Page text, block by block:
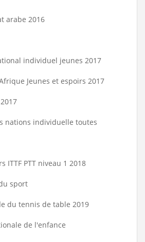
arabe 2016
individuel jeunes 2017
Jeunes et espoirs 2017
nations individuelle toutes
ITTF PTT niveau 1 2018
sport
du tennis de table 2019
de l'enfance